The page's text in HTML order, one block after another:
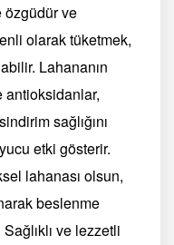
özgüdür ve
olarak tüketmek,
Lahananın
antioksidanlar,
sağlığını
etki gösterir.
lahanası olsun,
beslenme
ve lezzetli